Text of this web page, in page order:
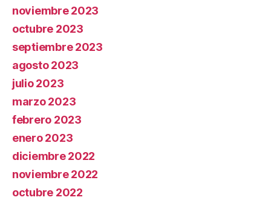
noviembre 2023
octubre 2023
septiembre 2023
agosto 2023
julio 2023
marzo 2023
febrero 2023
enero 2023
diciembre 2022
noviembre 2022
octubre 2022